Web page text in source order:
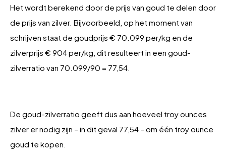
Het wordt berekend door de prijs van goud te delen door
de prijs van zilver. Bijvoorbeeld, op het moment van
schrijven staat de goudprijs € 70.099 per/kg en de
zilverprijs € 904 per/kg, dit resulteert in een goud-
zilverratio van 70.099/90 = 77,54.
De goud-zilverratio geeft dus aan hoeveel troy ounces
zilver er nodig zijn – in dit geval 77,54 – om één troy ounce
goud te kopen.